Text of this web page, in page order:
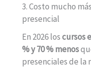
3. Costo mucho
presencial
En 2026 loscursos
% y 70 % menos
presenciales de la